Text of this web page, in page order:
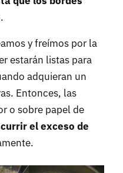
.
y freímos por la
estarán listas para
adquieran un
Entonces, las
o sobre papel de
el exceso de